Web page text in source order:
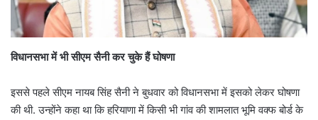
विधानसभा में भी सीएम सैनी कर चुके हैं घोषणा
इससे पहले सीएम नायब सिंह सैनी ने बुधवार को विधानसभा में इसको लेकर घोषणा
की थी. उन्होंने कहा था कि हरियाणा में किसी भी गांव की शामलात भूमि वक्फ बोर्ड के